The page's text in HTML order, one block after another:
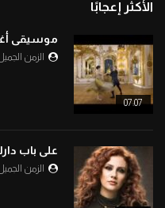
الأكثر إعجابًا
07:07
موسيقى
الزمن
على باب
الزمن